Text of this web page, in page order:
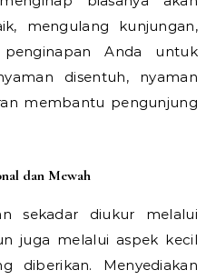
mengulang kunjungan,
Anda untuk
disentuh, nyaman
membantu pengunjung
dan Mewah
sekadar diukur melalui
juga melalui aspek kecil
diberikan. Menyediakan